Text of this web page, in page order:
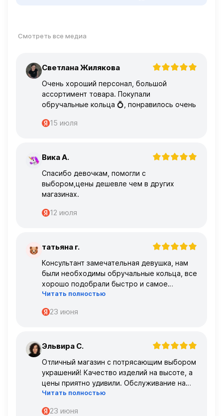
Смотреть все медиа
С Светлана Жилякова
Очень хороший персонал, большой
ассортимент товара. Покупали
обручальные кольца 💍, понравилось очень
15 июля
В Вика А.
Спасибо девочкам, помогли с
выбором,цены дешевле чем в других
магазинах.
12 июля
Т татьяна г.
Консультант замечательная девушка, нам
были необходимы обручальные кольца, все
хорошо подобрали быстро и самое
главное, что все подошло по размеру с
Читать полностью
23 июня
Э Эльвира С.
Отличный магазин с потрясающим выбором
украшений! Качество изделий на высоте, а
цены приятно удивили. Обслуживание на
высшем уровне – консультанты очень
Читать полностью
23 июня